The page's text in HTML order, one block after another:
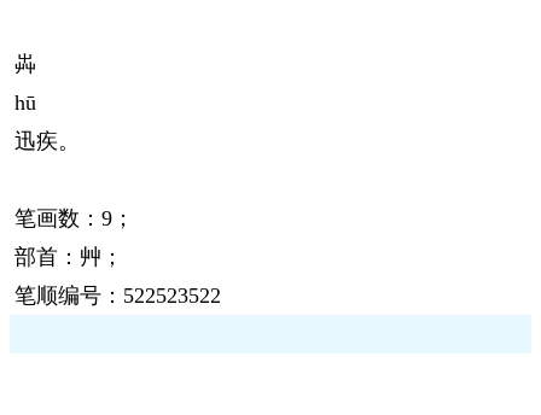
芔
hū
迅疾。
笔画数：9；
部首：艸；
笔顺编号：522523522